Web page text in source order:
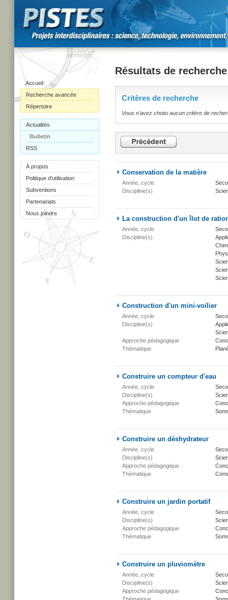
Accueil
Recherche avancée
Répertoire
Actualités
Bulletin
RSS
À propos
Politique d'utilisation
Subventions
Partenariats
Nous joindre
Résultats de recherche
Critères de recherche
Vous n'avez choisi aucun critère de
Conservation de la matière
Année, cycle
Discipline(s)
La construction d'un îlot de
Année, cycle
Discipline(s)
Construction d'un mini-voilier
Année, cycle
Discipline(s)
Approche pédagogique
Thématique
Construire un compteur d'eau
Année, cycle
Discipline(s)
Approche pédagogique
Thématique
Construire un déshydrateur
Année, cycle
Discipline(s)
Approche pédagogique
Thématique
Construire un jardin portatif
Année, cycle
Discipline(s)
Approche pédagogique
Thématique
Construire un pluviomètre
Année, cycle
Discipline(s)
Approche pédagogique